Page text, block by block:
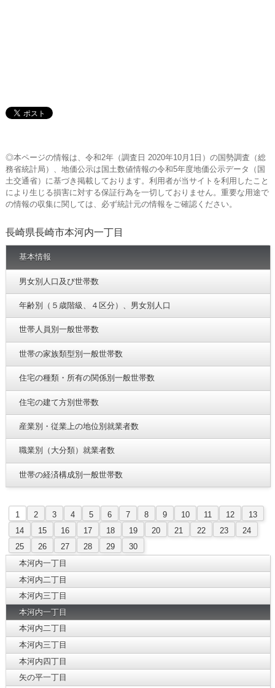
◎本ページの情報は、令和2年（調査日 2020年10月1日）の国勢調査（総
務省統計局）、地価公示は国土数値情報の令和5年度地価公示データ（国
土交通省）に基づき掲載しております。利用者が当サイトを利用したこと
により生じる損害に対する保証行為を一切しておりません。重要な用途で
の情報の収集に関しては、必ず統計元の情報をご確認ください。
長崎県長崎市本河内一丁目
基本情報
男女別人口及び世帯数
年齢別（５歳階級、４区分）、男女別人口
世帯人員別一般世帯数
世帯の家族類型別一般世帯数
住宅の種類・所有の関係別一般世帯数
住宅の建て方別世帯数
産業別・従業上の地位別就業者数
職業別（大分類）就業者数
世帯の経済構成別一般世帯数
1 2 3 4 5 6 7 8 9 10 11 12
13
14
15 16 17 18 19 20 21 22 23
24
25
26 27 28 29
30
本河内一丁目
本河内二丁目
本河内三丁目
本河内一丁目
本河内二丁目
本河内三丁目
本河内四丁目
矢の平一丁目